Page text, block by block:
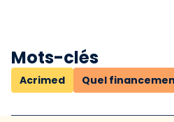
Mots-clés
Acrimed Quel